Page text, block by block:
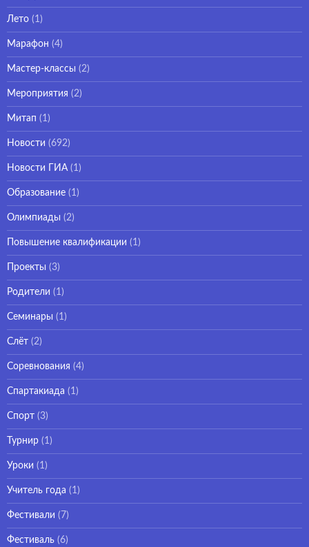
Лето (1)
Марафон (4)
Мастер-классы (2)
Мероприятия (2)
Митап (1)
Новости (692)
Новости ГИА(1)
Образование (1)
Олимпиады (2)
Повышение квалификации (1)
Проекты (3)
Родители (1)
Семинары (1)
Слёт (2)
Соревнования (4)
Спартакиада (1)
Спорт (3)
Турнир (1)
Уроки (1)
Учитель года (1)
Фестивали (7)
Фестиваль (6)